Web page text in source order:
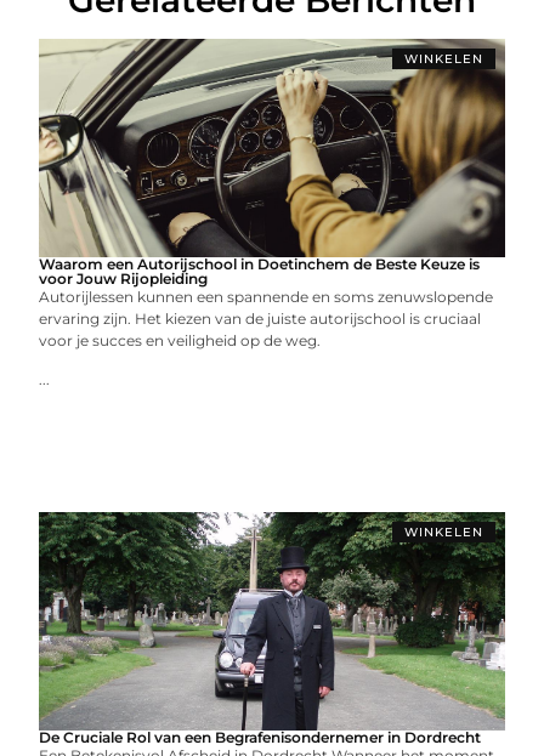
WINKELEN
Waarom een Autorijschool in Doetinchem de Beste Keuze is
voor Jouw Rijopleiding
Autorijlessen kunnen een spannende en soms zenuwslopende
ervaring zijn. Het kiezen van de juiste autorijschool is cruciaal
voor je succes en veiligheid op de weg.
...
WINKELEN
De Cruciale Rol van een Begrafenisondernemer in Dordrecht